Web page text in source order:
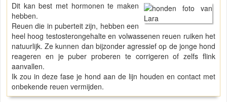
Dit kan best met hormonen te maken
hebben.
Reuen die in puberteit zijn, hebben een
heel hoog testosterongehalte en volwassenen reuen ruiken het
natuurlijk. Ze kunnen dan bijzonder agressief op de jonge hond
reageren en je puber proberen te corrigeren of zelfs flink
aanvallen.
Ik zou in deze fase je hond aan de lijn houden en contact met
onbekende reuen vermijden.